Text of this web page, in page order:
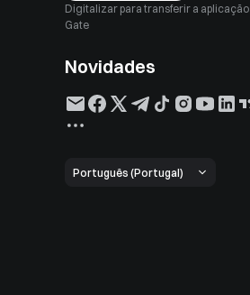
Digitalizar para transferir a aplicação
Gate
Novidades
Português (Portugal)